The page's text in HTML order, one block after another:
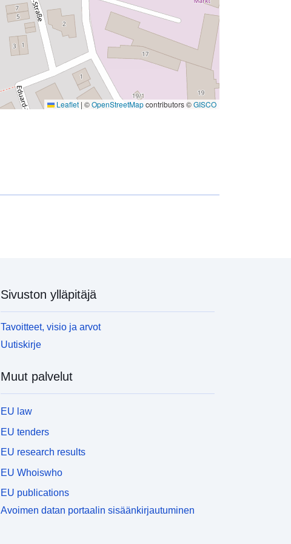
Leaflet | ©OpenStreetMapcontributors ©GISCO
Sivuston ylläpitäjä
Tavoitteet, visio ja arvot
Uutiskirje
Muut palvelut
EU law
EU tenders
EU research results
EU Whoiswho
EU publications
Avoimen datan portaalin sisäänkirjautuminen